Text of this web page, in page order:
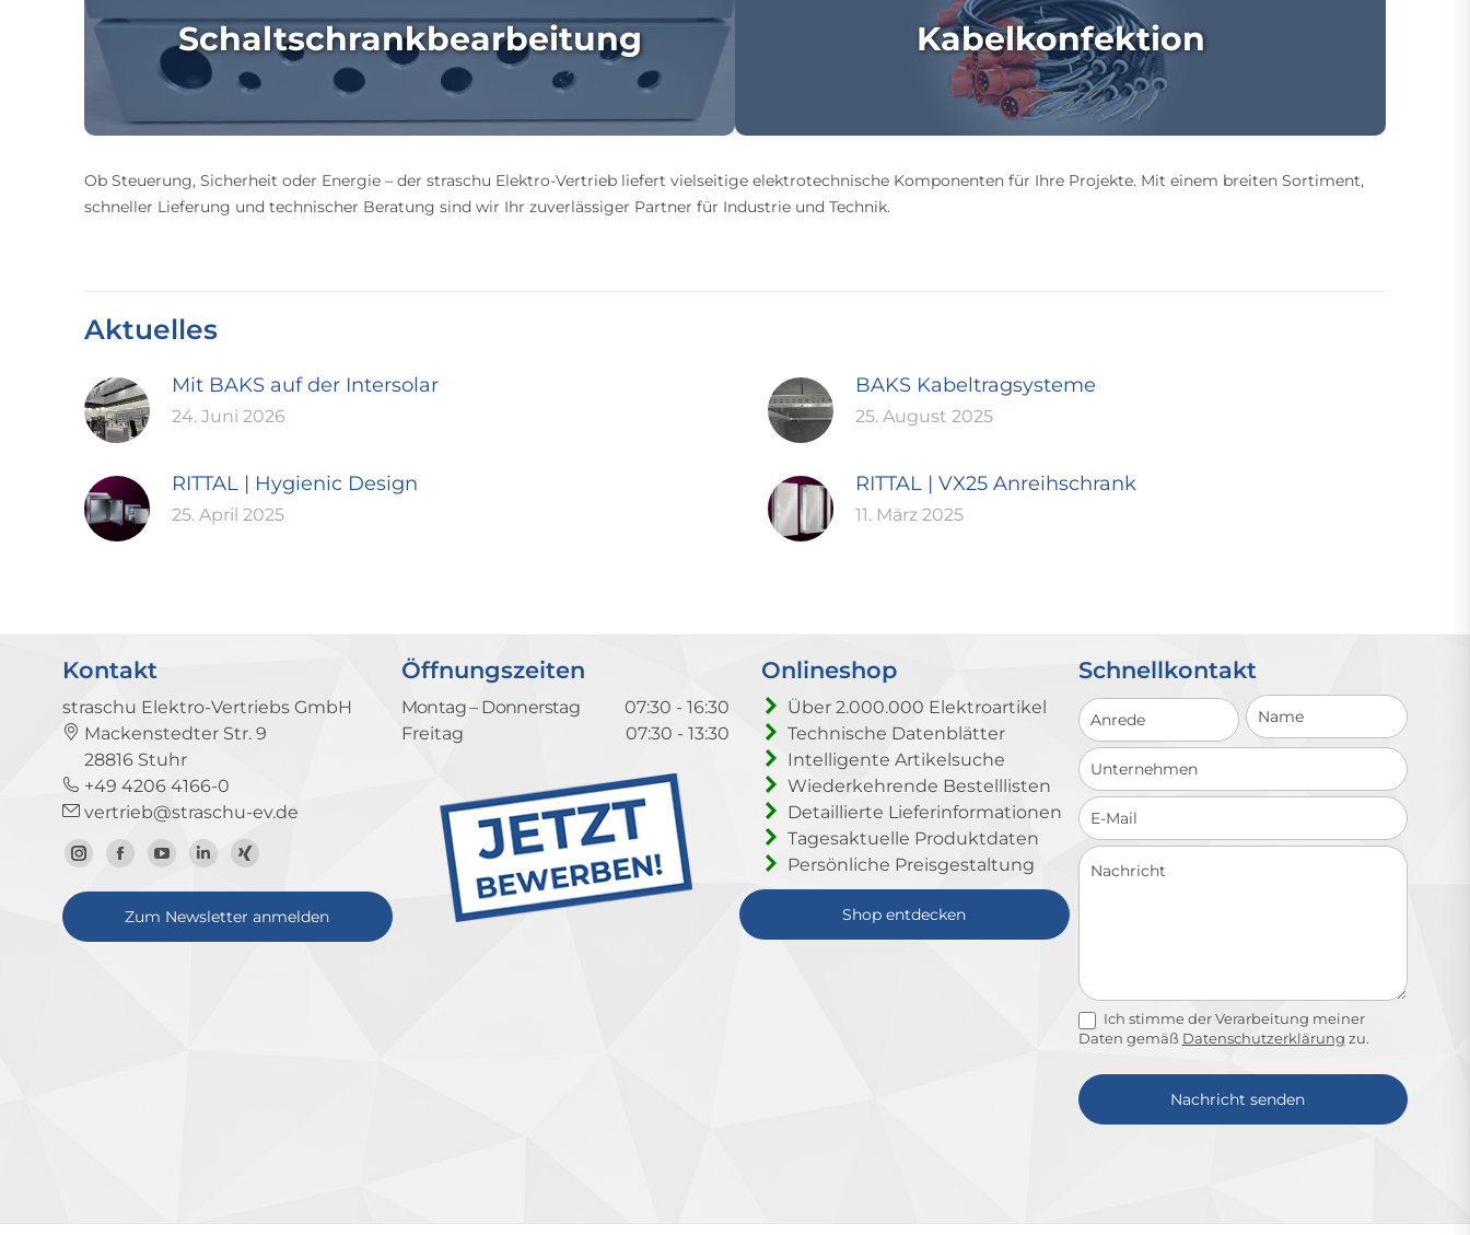
Schaltschrankbearbeitung Kabelkonfektion
Ob Steuerung, Sicherheit oder Energie – der straschu Elektro-Vertrieb liefert vielseitige elektrotechnische Komponenten für Ihre Projekte. Mit einem breiten Sortiment,
schneller Lieferung und technischer Beratung sind wir Ihr zuverlässiger Partner für Industrie und Technik.
Aktuelles
Mit BAKS auf der Intersolar
24. Juni 2026
BAKS Kabeltragsysteme
25. August 2025
RITTAL | Hygienic Design
25. April 2025
RITTAL | VX25 Anreihschrank
11. März 2025
Kontakt
straschu Elektro-Vertriebs GmbH
Mackenstedter Str. 9
28816 Stuhr
+49 4206 4166-0
vertrieb@straschu-ev.de
Zum
Instagram-
Zur
Facebook-
Seite
Zum
YouTube-
Kanal
Zum
LinkedIn-
Profil
Zum
Xing-
Profil
Zum Newsletter anmelden
Öffnungszeiten
Montag – Donnerstag
07:30 - 16:30
Freitag
07:30 - 13:30
Onlineshop
Über 2.000.000 Elektroartikel
Technische Datenblätter
Intelligente Artikelsuche
Wiederkehrende Bestelllisten
Detaillierte Lieferinformationen
Tagesaktuelle Produktdaten
Persönliche Preisgestaltung
Shop entdecken
Schnellkontakt
Schnellkontakt
Ich stimme der Verarbeitung meiner
Daten gemäß Datenschutzerklärung zu.
Nachricht senden